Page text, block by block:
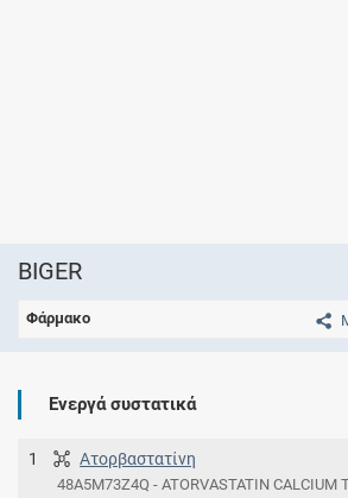
BIGER
Φάρμακο
Ενεργά συστατικά
1 Ατορβαστατίνη
48A5M73Z4Q - ATORVASTATIN CALCIUM